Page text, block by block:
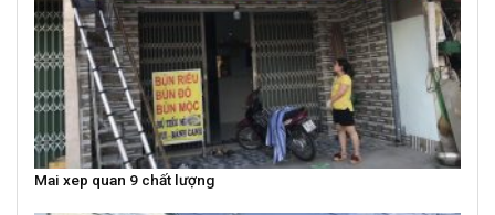
Mai xep quan 9 chất lượng